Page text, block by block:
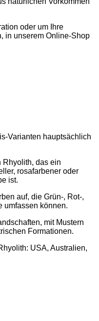
oder um Ihre
in unserem Online-Shop
Varianten hauptsächlich
Rhyolith, das ein
rosafarbener oder
ist.
auf, die Grün-, Rot-,
umfassen können.
mit Mustern
Formationen.
USA, Australien,